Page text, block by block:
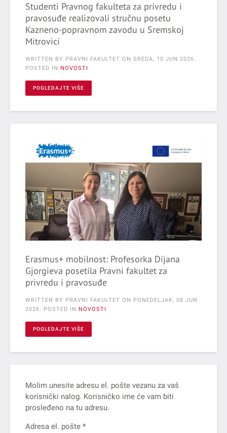
Studenti Pravnog fakulteta za privredu i
pravosuđe realizovali stručnu posetu
Kazneno-popravnom zavodu u Sremskoj
Mitrovici
WRITTEN BY PRAVNI FAKULTET ON SREDA, 10 JUN 2026.
POSTED IN NOVOSTI
POGLEDAJTE VIŠE
Erasmus+ mobilnost: Profesorka Dijana
Gjorgieva posetila Pravni fakultet za
privredu i pravosuđe
WRITTEN BY PRAVNI FAKULTET ON
PONEDELJAK, 08 JUN
2026. POSTED IN NOVOSTI
POGLEDAJTE VIŠE
Molim unesite adresu el. pošte vezanu za vaš
korisnički nalog. Korisničko ime će vam biti
prosleđeno na tu adresu.
Adresa el. pošte *